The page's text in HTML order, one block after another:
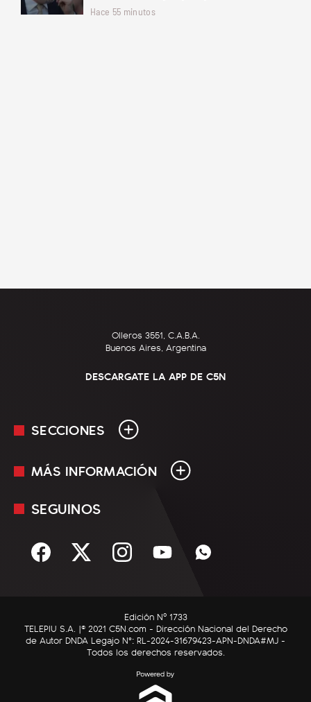
Hace 55 minutos
Olleros 3551, C.A.B.A.
Buenos Aires, Argentina
DESCARGATE LA APP DE C5N
SECCIONES
En Vivo
Sociedad
C5N Autos
RatingCero
MÁS INFORMACIÓN
Mediakit
Términos y condiciones
SEGUINOS
Edición Nº 1733
TELEPIU S.A. |© 2021 C5N.com - Dirección Nacional del Derecho
de Autor DNDA Legajo N°: RL-2024-31679423-APN-DNDA#MJ -
Todos los derechos reservados.